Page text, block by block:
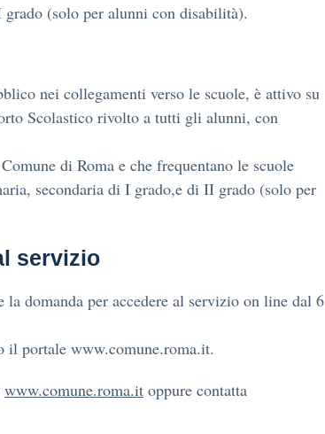
(solo per alunni con disabilità).
nei collegamenti verso le scuole, è attivo su
Scolastico rivolto a tutti gli alunni, con
di Roma e che frequentano le scuole
secondaria di I grado,e di II grado (solo per
servizio
la domanda per accedere al servizio on line dal 6
il portale www.comune.roma.it.
www.comune.roma.it oppure contatta